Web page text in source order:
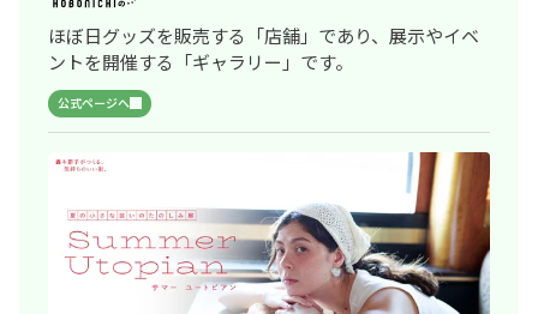
ほぼ日グッズを販売する「店舗」であり、展示やイベ
ントを開催する「ギャラリー」です。
公式ページへ